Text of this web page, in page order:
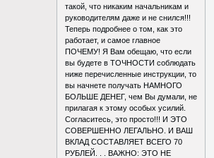
такой, что никаким начальникам и
руководителям даже и не снился!!!
Теперь подробнее о том, как это
работает, и самое главное
ПОЧЕМУ! Я Вам обещаю, что если
вы будете в ТОЧНОСТИ соблюдать
ниже перечисленные инструкции, то
вы начнете получать НАМНОГО
БОЛЬШЕ ДЕНЕГ, чем Вы думали, не
прилагая к этому особых усилий.
Согласитесь, это просто!!! И ЭТО
СОВЕРШЕННО ЛЕГАЛЬНО. И ВАШ
ВКЛАД СОСТАВЛЯЕТ ВСЕГО 70
РУБЛЕЙ. . . ВАЖНО: ЭТО НЕ